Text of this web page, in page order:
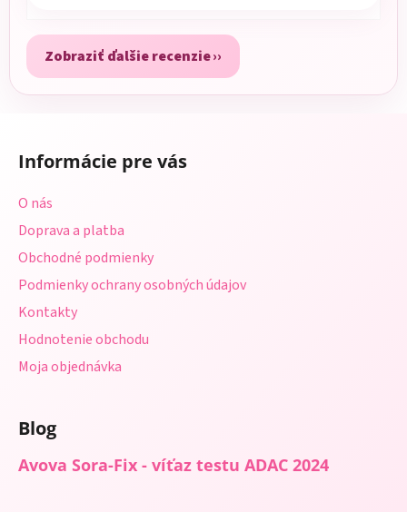
Zobraziť ďalšie recenzie
Informácie pre vás
O nás
Doprava a platba
Obchodné podmienky
Podmienky ochrany osobných údajov
Kontakty
Hodnotenie obchodu
Moja objednávka
Blog
Avova Sora-Fix - víťaz testu ADAC 2024